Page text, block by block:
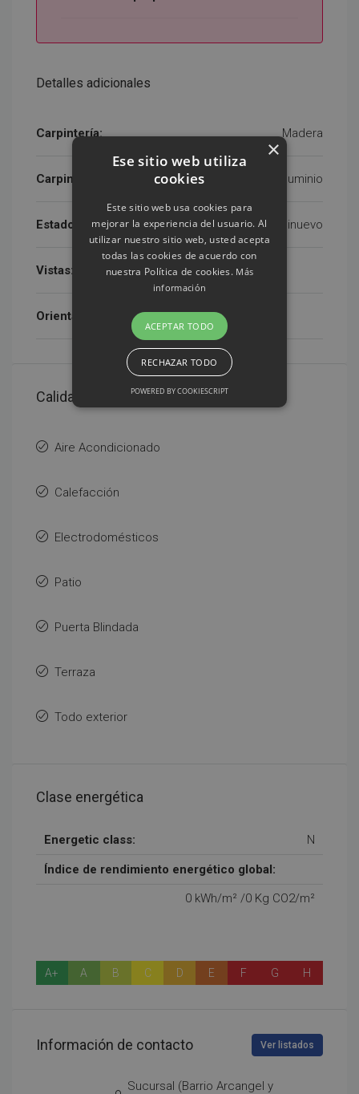
Detalles adicionales
Carpintería: Madera
Carpintería exterior: Aluminio
Estado: Seminuevo
Vistas:
Orientacion:
Calidades
Aire Acondicionado
Calefacción
Electrodomésticos
Patio
Puerta Blindada
Terraza
Todo exterior
Clase energética
Energetic class: N
Índice de rendimiento energético global:
0 kWh/m² /0 Kg CO2/m²
A+ A B C D E F G H
Información de contacto Ver listados
Sucursal (Barrio Arcangel y
×
Ese sitio web utiliza
cookies
Este sitio web usa cookies para
mejorar la experiencia del usuario. Al
utilizar nuestro sitio web, usted acepta
todas las cookies de acuerdo con
nuestra Política de cookies. Más
información
ACEPTAR TODO
RECHAZAR TODO
POWERED BY COOKIESCRIPT